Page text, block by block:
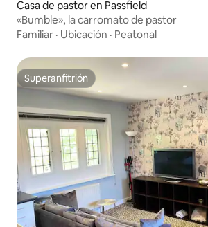
Casa de pastor en Passfield
«Bumble», la carromato de pastor
Familiar · Ubicación · Peatonal
Superanfitrión
Superanfitrión